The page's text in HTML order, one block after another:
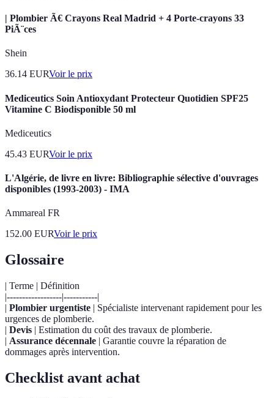
| Plombier Ã€ Crayons Real Madrid + 4 Porte-crayons 33
PiÃ¨ces
Shein
36.14 EURVoir le prix
Mediceutics Soin Antioxydant Protecteur Quotidien SPF25
Vitamine C Biodisponible 50 ml
Mediceutics
45.43 EURVoir le prix
L'Algérie, de livre en livre: Bibliographie sélective d'ouvrages
disponibles (1993-2003) - IMA
Ammareal FR
152.00 EURVoir le prix
Glossaire
| Terme | Définition
|------------------|-----------|
| Plombier urgentiste | Spécialiste intervenant rapidement pour les
urgences de plomberie.
| Devis | Estimation du coût des travaux de plomberie.
| Assurance décennale | Garantie couvre la réparation de
dommages après intervention.
Checklist avant achat